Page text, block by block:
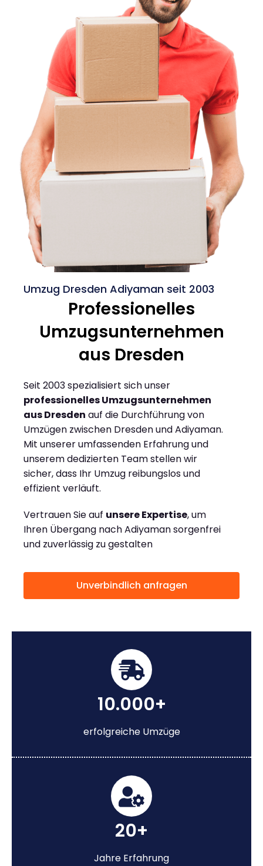
Umzug Dresden Adiyaman seit 2003
Professionelles
Umzugsunternehmen
aus Dresden
Seit 2003 spezialisiert sich unser
professionelles Umzugsunternehmen
aus Dresden auf die Durchführung von
Umzügen zwischen Dresden und Adiyaman.
Mit unserer umfassenden Erfahrung und
unserem dedizierten Team stellen wir
sicher, dass Ihr Umzug reibungslos und
effizient verläuft.
Vertrauen Sie auf unsere Expertise, um
Ihren Übergang nach Adiyaman sorgenfrei
und zuverlässig zu gestalten
Unverbindlich anfragen
10.000+
erfolgreiche Umzüge
20+
Jahre Erfahrung